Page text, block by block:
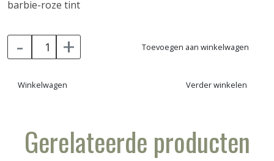
barbie-roze tint
- + Toevoegen aan winkelwagen
Winkelwagen Verder winkelen
Gerelateerde producten